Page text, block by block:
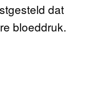
dat
bloeddruk.